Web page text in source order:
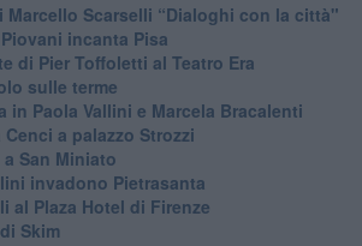
Marcello Scarselli “Dialoghi con la città"
incanta Pisa
di Pier Toffoletti al Teatro Era
sulle terme
in Paola Vallini e Marcela Bracalenti
a palazzo Strozzi
San Miniato
invadono Pietrasanta
al Plaza Hotel di Firenze
Skim